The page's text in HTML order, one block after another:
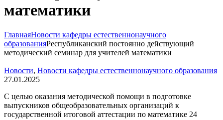
математики
ГлавнаяНовости кафедры естественнонаучного
образованияРеспубликанский постоянно действующий
методический семинар для учителей математики
Новости, Новости кафедры естественнонаучного образования
27.01.2025
С целью оказания методической помощи в подготовке
выпускников общеобразовательных организаций к
государственной итоговой аттестации по математике 24